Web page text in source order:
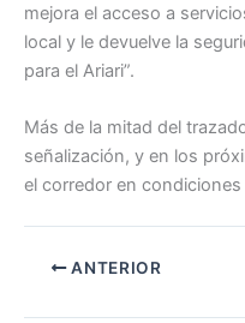
mejora el acceso a
local y le devuelve la
para el Ariari”.
Más de la mitad del
señalización, y en los
el corredor en
ANTERIOR